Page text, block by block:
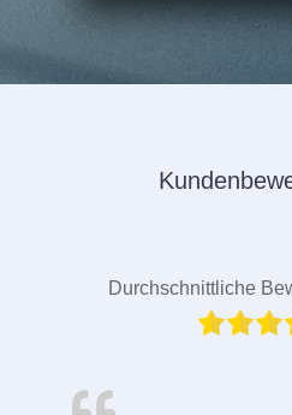
Durchschnittliche